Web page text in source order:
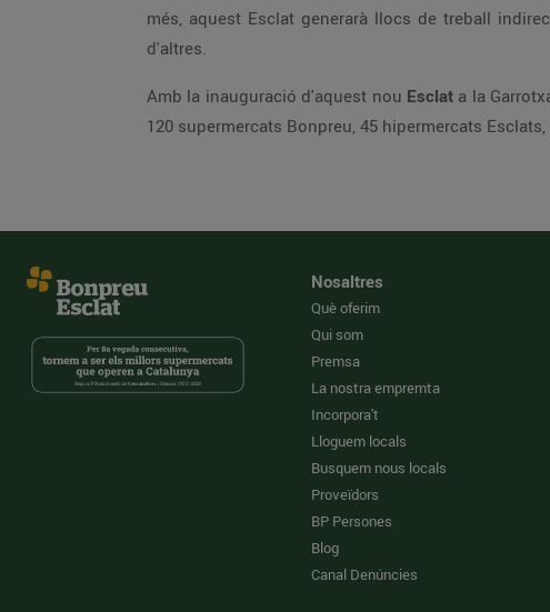
més, aquest Esclat generarà llocs de treball
d'altres.
Amb la inauguració d'aquest nou Esclat a la
120 supermercats Bonpreu, 45 hipermercats
Nosaltres
Què oferim
Qui som
Premsa
La nostra empremta
Incorpora't
Lloguem locals
Busquem nous locals
Proveïdors
BP Persones
Blog
Canal Denúncies